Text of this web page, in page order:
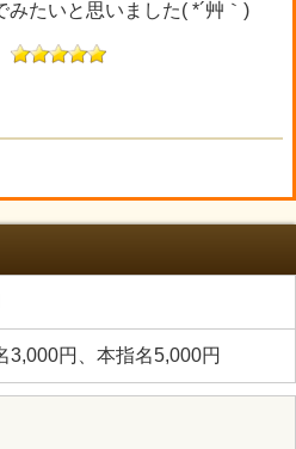
たいと思いました( *´艸｀)
3,000円、本指名5,000円